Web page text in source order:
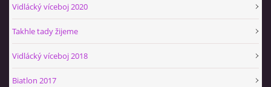
Vidlácký víceboj 2020
Takhle tady žijeme
Vidlácký víceboj 2018
Biatlon 2017